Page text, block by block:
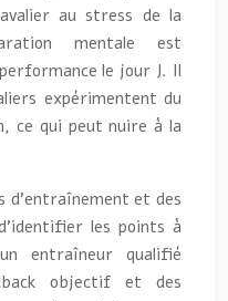
au stress de la
mentale est
le jour J. Il
expérimentent du
ce qui peut nuire à la
d’entraînement et des
les points à
entraîneur qualifié
objectif et des